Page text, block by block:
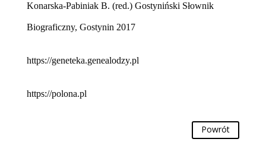
Konarska-Pabiniak B. (red.) Gostyniński Słownik
Biograficzny, Gostynin 2017
https://geneteka.genealodzy.pl
https://polona.pl
Powrót